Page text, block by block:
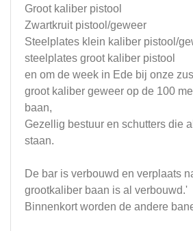
Groot kaliber pistool
Zwartkruit pistool/geweer
Steelplates klein kaliber pistool/
steelplates groot kaliber pistool
en om de week in Ede bij onze
groot kaliber geweer op de 100
baan,
Gezellig bestuur en schutters die
staan.
De bar is verbouwd en verplaats
grootkaliber baan is al verbouwd.'
Binnenkort worden de andere